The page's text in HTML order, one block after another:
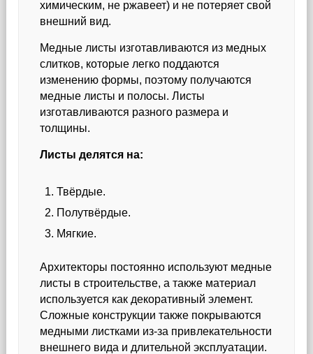
химическим, не ржавеет) и не потеряет свой
внешний вид.
Медные листы изготавливаются из медных
слитков, которые легко поддаются
изменению формы, поэтому получаются
медные листы и полосы. Листы
изготавливаются разного размера и
толщины.
Листы делятся на:
Твёрдые.
Полутвёрдые.
Мягкие.
Архитекторы постоянно используют медные
листы в строительстве, а также материал
используется как декоративный элемент.
Сложные конструкции также покрываются
медными листками из-за привлекательности
внешнего вида и длительной эксплуатации.